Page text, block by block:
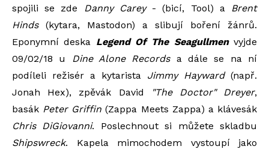
spojili se zde Danny Carey- (bicí, Tool) a Brent
Hinds(kytara, Mastodon) a slibují boření žánrů.
Eponymní deska Legend Of The Seagullmenvyjde
09/02/18 u Dine Alone Recordsa dále se na ní
podíleli režisér a kytarista Jimmy Hayward(např.
Jonah Hex), zpěvák David
"The Doctor" Dreyer,
basák Peter Griffin (Zappa Meets Zappa) a klávesák
Chris DiGiovanni. Poslechnout si můžete skladbu
Shipswreck. Kapela mimochodem vystoupí jako